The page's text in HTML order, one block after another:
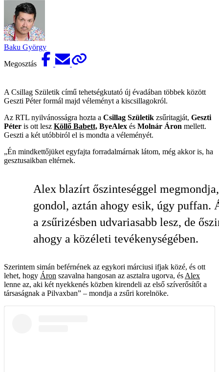
Baku György
Megosztás
A Csillag Születik című tehetségkutató új évadában többek között
Geszti Péter formál majd véleményt a kiscsillagokról.
Az RTL nyilvánosságra hozta a Csillag Születik zsűritagját, Geszti
Péter is ott lesz Köllő Babett, ByeAlex és Molnár Áron mellett.
Geszti a két utóbbiról el is mondta a véleményét.
„Én mindkettőjüket egyfajta forradalmárnak látom, még akkor is, ha
gesztusaikban eltérnek.
Alex blazírt őszinteséggel
gondol, aztán ahogy esik, úgy puffan.
a zsűrizésben udvariasabb lesz, de
ahogy a közéleti tevékenységé­ben.
Szerintem simán beférnének az egykori márciusi ifjak közé, és ott
lehet, hogy Áron szavalna hangosan az asztalra ugorva, és Alex
lenne az, aki két nyekkenés közben kirendeli az első szíverősítőt a
társaságnak a Pilvaxban” – mondja a zsűri korelnöke.